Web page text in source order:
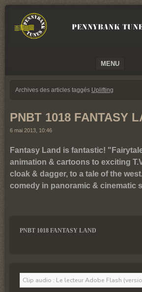
PENNYBANK
TUNES
believe
MENU
Archives des articles taggés Uplifting
PNBT 1018 FANTASY
6 mai 2013, 10:46
Fantasy Land is fantastic!
animation & cartoons to exciting
cloak & dagger, to a tale of the
comedy in panoramic & cinematic
PNBT 1018 FANTASY LAND
Clip audio : Le lecteur Adobe Flash